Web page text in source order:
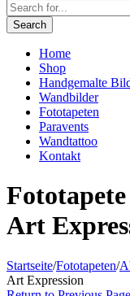
Search
Home
Shop
Handgemalte
Wandbilder
Fototapeten
Paravents
Wandtattoo
Kontakt
Art
Startseite/Fototapeten/
Art Expression